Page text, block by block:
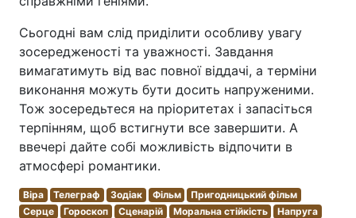
Сьогодні вам слід приділити особливу увагу
зосередженості та уважності. Завдання
вимагатимуть від вас повної віддачі, а терміни
виконання можуть бути досить напруженими.
Тож зосередьтеся на пріоритетах і запасіться
терпінням, щоб встигнути все завершити. А
ввечері дайте собі можливість відпочити в
атмосфері романтики.
Віра Телеграф Зодіак Фільм
Пригодницький фільм
Серце
Гороскоп Сценарій Моральна стійкість
Напруга